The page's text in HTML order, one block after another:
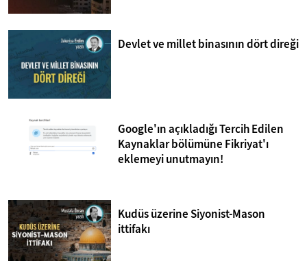
Devlet ve millet binasının dört direği
Google'ın açıkladığı Tercih Edilen
Kaynaklar bölümüne Fikriyat'ı
eklemeyi unutmayın!
Kudüs üzerine Siyonist-Mason
ittifakı